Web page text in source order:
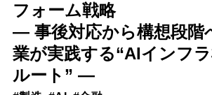
フォーム戦略
― 事後対応から構想段階
業が実践する“AIインフ
ルート” ―